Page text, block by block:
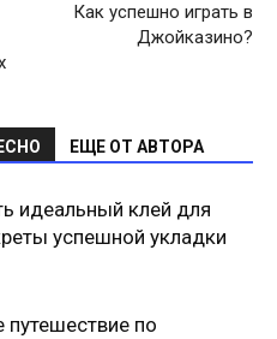
Как успешно играть в
Джойказино?
ЕЩЕ ОТ АВТОРА
идеальный клей для
успешной укладки
путешествие по